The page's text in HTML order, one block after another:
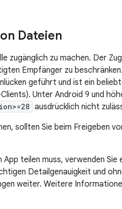
Dateien
zugänglich zu machen. Der
Empfänger zu
geführt und ist ein
Unter Android 9 und
ausdrücklich nicht
sollten Sie beim Freigeben
teilen muss, verwenden Sie
Detailgenauigkeit und
weiter. Weitere